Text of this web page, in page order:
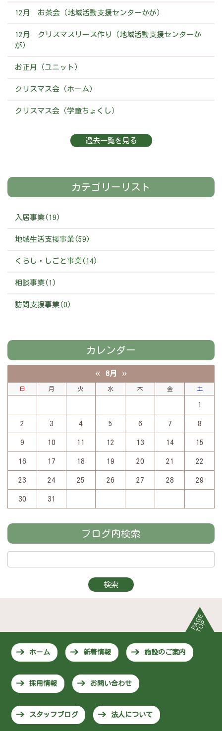
12月 お茶会（地域活動支援センターかが）
12月 クリスマスリース作り（地域活動支援センターか
が）
お正月（ユニット）
クリスマス会（ホーム）
クリスマス会（学童ちょくし）
過去一覧を見る
カテゴリーリスト
入居事業(19)
地域生活支援事業(59)
くらし・しごと事業(14)
相談事業(1)
訪問支援事業(0)
カレンダー
« 8月 »
日 月 火 水 木 金 土
1
2 3 4 5 6 7 8
9 10 11 12 13 14 15
16 17 18 19 20 21 22
23 24 25 26 27 28 29
30 31
ブログ内検索
ホーム 新着情報 施設のご案内
採用情報 お問い合わせ
スタッフブログ 法人について